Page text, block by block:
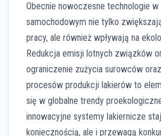
Obecnie nowoczesne technologie
samochodowym nie tylko
pracy, ale również wpływają na
Redukcja emisji lotnych związków
ograniczenie zużycia surowców
procesów produkcji lakierów to
się w globalne trendy
innowacyjne systemy lakiernicze
koniecznością, ale i przewagą